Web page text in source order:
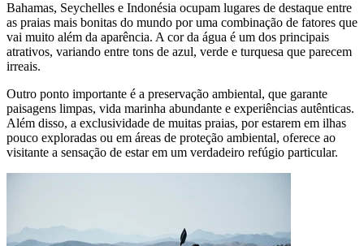
Bahamas, Seychelles e Indonésia ocupam lugares de destaque entre
as praias mais bonitas do mundo por uma combinação de fatores que
vai muito além da aparência. A cor da água é um dos principais
atrativos, variando entre tons de azul, verde e turquesa que parecem
irreais.
Outro ponto importante é a preservação ambiental, que garante
paisagens limpas, vida marinha abundante e experiências autênticas.
Além disso, a exclusividade de muitas praias, por estarem em ilhas
pouco exploradas ou em áreas de proteção ambiental, oferece ao
visitante a sensação de estar em um verdadeiro refúgio particular.